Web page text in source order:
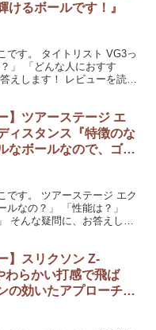
けるボールです！』
です。 タイトリスト VG3っ
」 「どんな人におすす
えします！ レビューを読ん
】ツアーステージ エ
ィスタンス『特徴のな
なボールなので、ゴル
です。 ツアーステージ エク
なの？」 「性能は？」
そんな疑問に、お答えしま
】スリクソン Z-
わらかい打感で飛ば
の効いたアプローチで